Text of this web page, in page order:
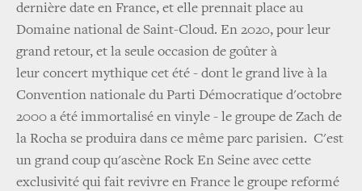
dernière date en France, et elle prennait place au
Domaine national de Saint-Cloud. En 2020, pour leur
grand retour, et la seule occasion de goûter à
leur concert mythique cet été - dont le grand live à la
Convention nationale du Parti Démocratique d'octobre
2000 a été immortalisé en vinyle - le groupe de Zach de
la Rocha se produira dans ce même parc parisien. C'est
un grand coup qu'ascène Rock En Seine avec cette
exclusivité qui fait revivre en France le groupe reformé